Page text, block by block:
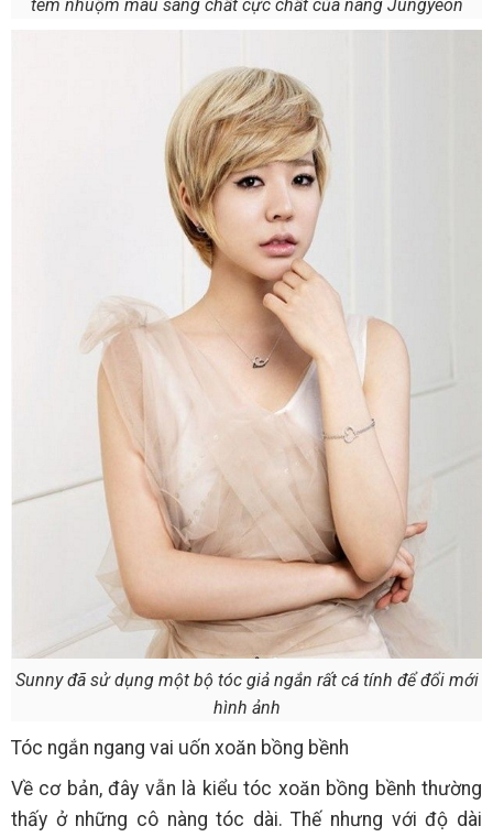
tém nhuộm màu sáng chất cực chất của nàng Jungyeon
Sunny đã sử dụng một bộ tóc giả ngắn rất cá tính để đổi mới
hình ảnh
Tóc ngắn ngang vai uốn xoăn bồng bềnh
Về cơ bản, đây vẫn là kiểu tóc xoăn bồng bềnh thường
thấy ở những cô nàng tóc dài. Thế nhưng với độ dài